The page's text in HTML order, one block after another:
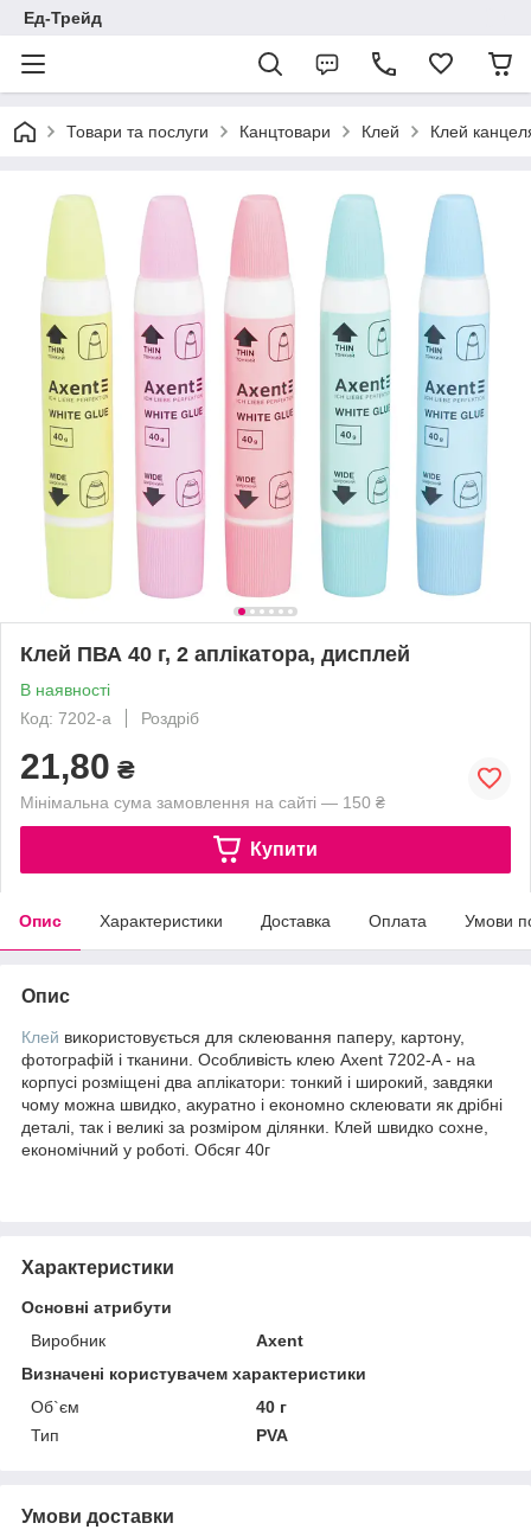
Ед-Трейд
Товари та послуги Канцтовари Клей Клей
Клей ПВА 40 г, 2 аплікатора, дисплей
В наявності
Код: 7202-a
Роздріб
21,80 ₴
Мінімальна сума замовлення на сайті — 150 ₴
Купити
Опис Характеристики Доставка Оплата Умови
Опис
Клей використовується для склеювання паперу, картону,
фотографій і тканини. Особливість клею Axent 7202-A - на
корпусі розміщені два аплікатори: тонкий і широкий, завдяки
чому можна швидко, акуратно і економно склеювати як дрібні
деталі, так і великі за розміром ділянки. Клей швидко сохне,
економічний у роботі. Обсяг 40г
Характеристики
Основні атрибути
Виробник
Axent
Визначені користувачем характеристики
Об`єм
40 г
Тип
PVA
Умови доставки